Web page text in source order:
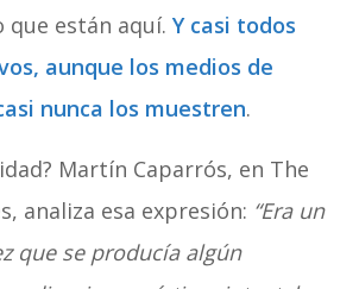
que están aquí. Y casi todos
aunque los medios de
nunca los muestren.
Martín Caparrós, en The
analiza esa expresión: “Era un
que se producía algún